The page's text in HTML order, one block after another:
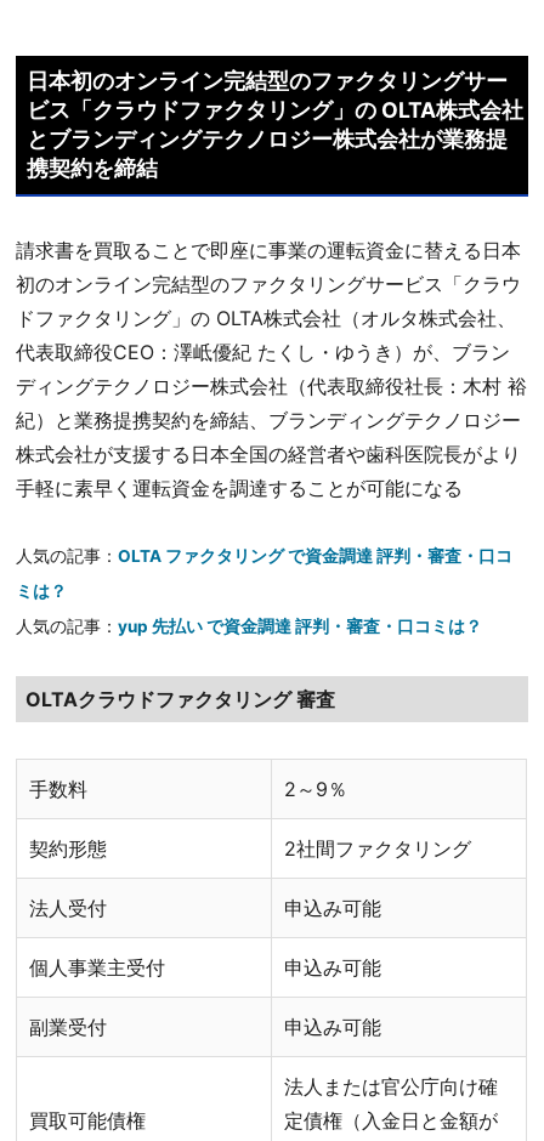
日本初のオンライン完結型のファクタリングサー
ビス「クラウドファクタリング」の OLTA株式会社
とブランディングテクノロジー株式会社が業務提
携契約を締結
請求書を買取ることで即座に事業の運転資金に替える日本
初のオンライン完結型のファクタリングサービス「クラウ
ドファクタリング」の OLTA株式会社（オルタ株式会社、
代表取締役CEO：澤岻優紀 たくし・ゆうき）が、ブラン
ディングテクノロジー株式会社（代表取締役社長：木村 裕
紀）と業務提携契約を締結、ブランディングテクノロジー
株式会社が支援する日本全国の経営者や歯科医院長がより
手軽に素早く運転資金を調達することが可能になる
人気の記事：OLTA ファクタリング で資金調達 評判・審査・口コ
ミは？
人気の記事：yup 先払い で資金調達 評判・審査・口コミは？
OLTAクラウドファクタリング 審査
手数料 2～9％
契約形態 2社間ファクタリング
法人受付 申込み可能
個人事業主受付 申込み可能
副業受付 申込み可能
買取可能債権
法人または官公庁向け確
定債権（入金日と金額が